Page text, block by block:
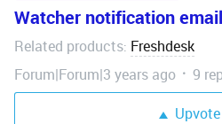
Watcher notification
Related products: Freshdesk
Forum|Forum|3 years ago
9
Upvote